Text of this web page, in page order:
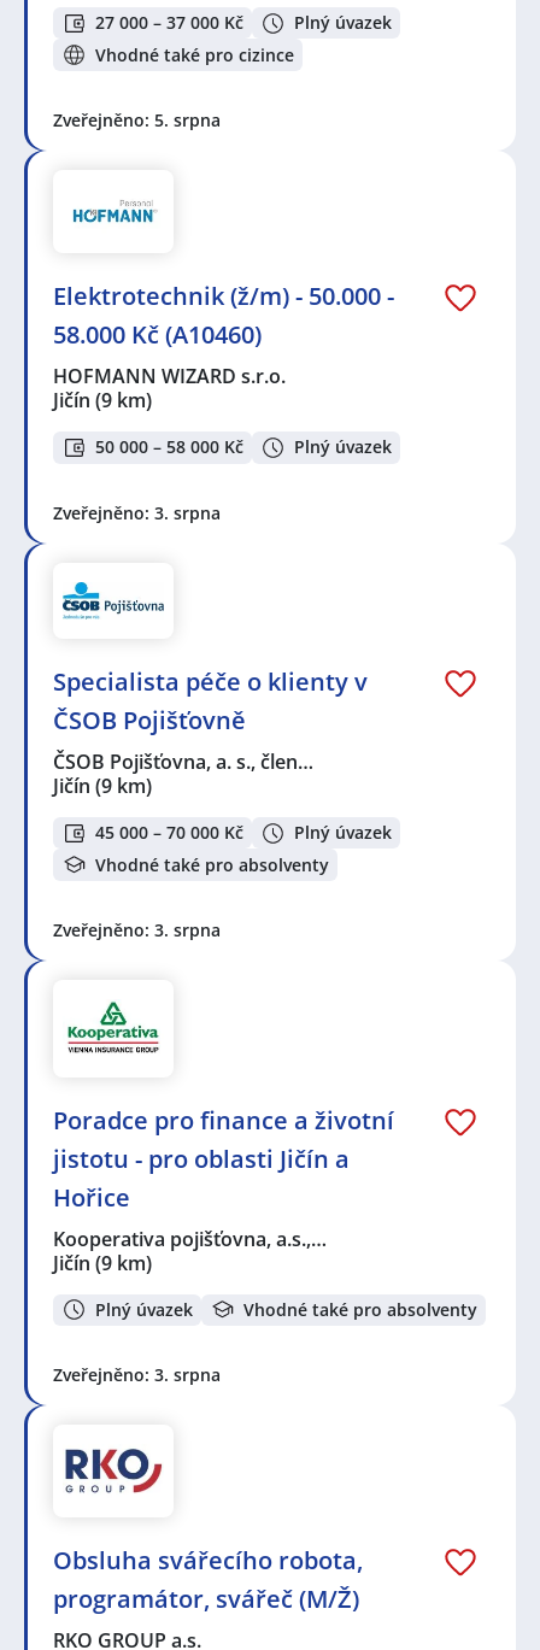
27 000 – 37 000 Kč
Plný úvazek
Vhodné také pro cizince
Zveřejněno: 5. srpna
Elektrotechnik (ž/m) - 50.000 -
58.000 Kč (A10460)
HOFMANN WIZARD s.r.o.
Jičín (9 km)
50 000 – 58 000 Kč Plný úvazek
Zveřejněno: 3. srpna
Specialista péče o klienty v
ČSOB Pojišťovně
ČSOB Pojišťovna, a. s., člen…
Jičín (9 km)
45 000 – 70 000 Kč
Plný úvazek
Vhodné také pro absolventy
Zveřejněno: 3. srpna
Poradce pro finance a životní
jistotu - pro oblasti Jičín a
Hořice
Kooperativa pojišťovna, a.s.,…
Jičín (9 km)
Plný úvazek Vhodné také pro absolventy
Zveřejněno: 3. srpna
Obsluha svářecího robota,
programátor, svářeč (M/Ž)
RKO GROUP a.s.